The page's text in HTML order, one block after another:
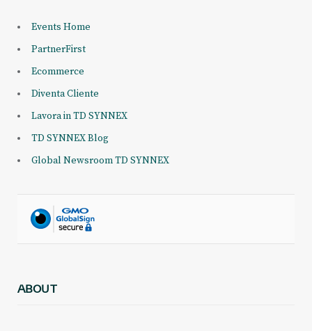
Events Home
PartnerFirst
Ecommerce
Diventa Cliente
Lavora in TD SYNNEX
TD SYNNEX Blog
Global Newsroom TD SYNNEX
ABOUT